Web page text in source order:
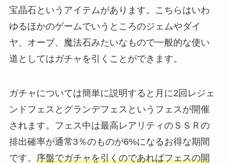
宝晶石というアイテムがあります。こちらはいわ
ゆるほかのゲームでいうところのジェムやダイ
ヤ、オーブ、魔法石みたいなもので一般的な使い
道としてはガチャを引くことができます。
ガチャについては簡単に説明すると月に2回レジェ
ンドフェスとグランデフェスというフェスが開催
されます。フェス中は最高レアリティのＳＳＲの
排出確率が通常3％のものが6%になるお得な期間
です。 序盤でガチャを引くのであればフェスの開